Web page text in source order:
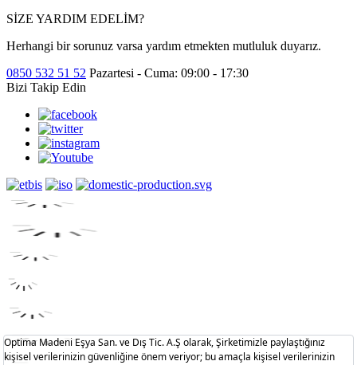
SİZE YARDIM EDELİM?
Herhangi bir sorunuz varsa yardım etmekten mutluluk duyarız.
0850 532 51 52 Pazartesi - Cuma: 09:00 - 17:30
Bizi Takip Edin